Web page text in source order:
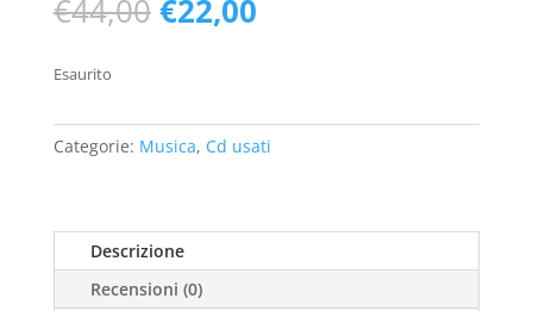
€44,00 Il
prezzo
€44,00.
€22,00Il
€22,00.
Esaurito
Categorie: Musica, Cd usati
Descrizione
Recensioni (0)